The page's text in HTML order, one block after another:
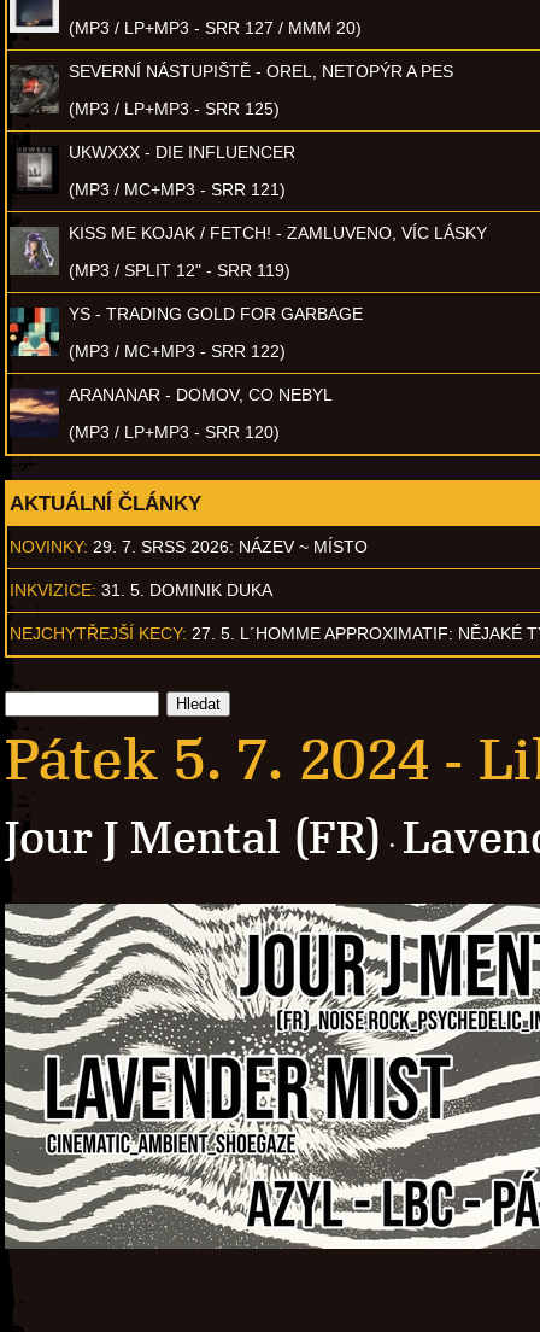
(MP3 / LP+MP3 - SRR 127 / MMM 20)
SEVERNÍ NÁSTUPIŠTĚ - OREL, NETOPÝR A PES
(MP3 / LP+MP3 - SRR 125)
UKWXXX - DIE INFLUENCER
(MP3 / MC+MP3 - SRR 121)
KISS ME KOJAK / FETCH! - ZAMLUVENO, VÍC LÁSKY
(MP3 / SPLIT 12" - SRR 119)
YS - TRADING GOLD FOR GARBAGE
(MP3 / MC+MP3 - SRR 122)
ARANANAR - DOMOV, CO NEBYL
(MP3 / LP+MP3 - SRR 120)
AKTUÁLNÍ ČLÁNKY
NOVINKY: 29. 7. SRSS 2026: NÁZEV ~ MÍSTO
INKVIZICE: 31. 5. DOMINIK DUKA
NEJCHYTŘEJŠÍ KECY: 27. 5. L´HOMME APPROXIMATIF: NĚJAKÉ
Pátek 5. 7. 2024 -
Jour J Mental (FR) ·